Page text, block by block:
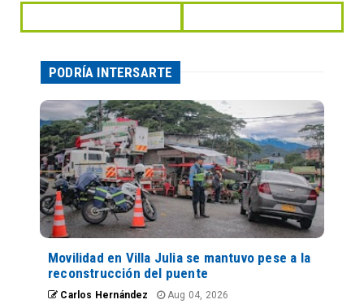
PODRÍA INTERSARTE
Movilidad en Villa Julia se mantuvo pese a la
reconstrucción del puente
Carlos Hernández Aug 04, 2026